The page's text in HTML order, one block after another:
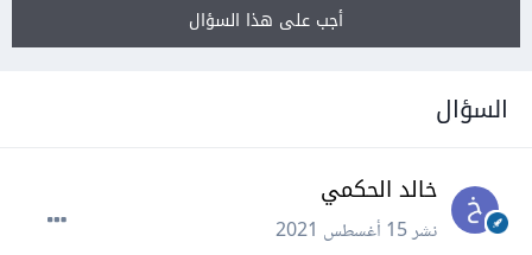
أجب على هذا السؤال
السؤال
خالد الحكمي
نشر15 أغسطس 2021